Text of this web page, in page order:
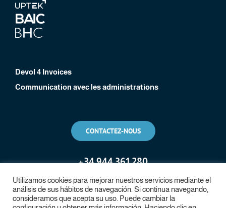
Devol 4 Invoices
Communication avec les administrations
CONTACTEZ-NOUS
+34 944 361 280
Utilizamos cookies para mejorar nuestros servicios mediante el
análisis de sus hábitos de navegación. Si continua navegando,
consideramos que acepta su uso. Puede cambiar la